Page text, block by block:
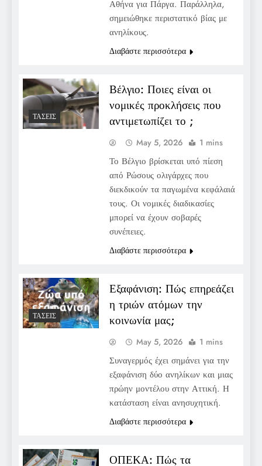
Αθήνα για Πάργα. Παράλληλα,
σημειώθηκε περιστατικό βίας με
ανηλίκους.
Διαβάστε περισσότερα
ΤΆΣΕΙΣ
Βέλγιο: Ποιες είναι οι
νομικές προκλήσεις που
αντιμετωπίζει το ;
May 5, 2026 1 mins
Το Βέλγιο βρίσκεται υπό πίεση
από Ρώσους ολιγάρχες που
διεκδικούν τα παγωμένα κεφάλαιά
τους. Οι νομικές διαδικασίες
μπορεί να έχουν σοβαρές
συνέπειες.
Διαβάστε περισσότερα
ΤΆΣΕΙΣ
Εξαφάνιση: Πώς επηρεάζει
η τριών ατόμων την
κοινωνία μας;
May 5, 2026 1 mins
Συναγερμός έχει σημάνει για την
εξαφάνιση δύο ανηλίκων και μιας
πρώην μοντέλου στην Αττική. Η
κατάσταση είναι ανησυχητική.
Διαβάστε περισσότερα
ΟΠΕΚΑ: Πώς τα